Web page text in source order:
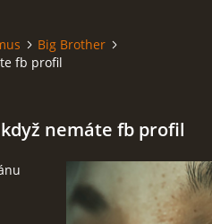
Big Brother
fb profil
nemáte fb profil